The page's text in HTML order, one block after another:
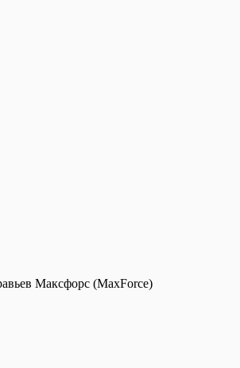
Максфорс (MaxForce)